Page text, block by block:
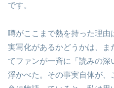
です。
噂がここまで熱を持った理由
実写化があるかどうかは、ま
てファンが一斉に「読みの
浮かべた。その事実自体が